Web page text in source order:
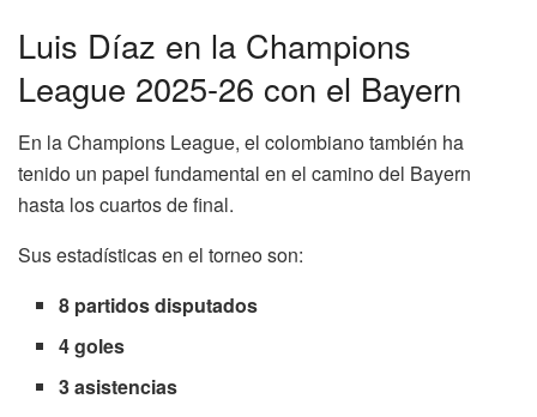
Luis Díaz en la Champions
League 2025-26 con el Bayern
En la Champions League, el colombiano también ha
tenido un papel fundamental en el camino del Bayern
hasta los cuartos de final.
Sus estadísticas en el torneo son:
8 partidos disputados
4 goles
3 asistencias